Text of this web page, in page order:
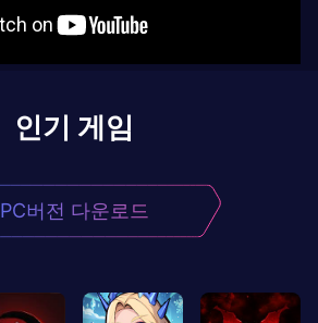
인기 게임
PC버전 다운로드